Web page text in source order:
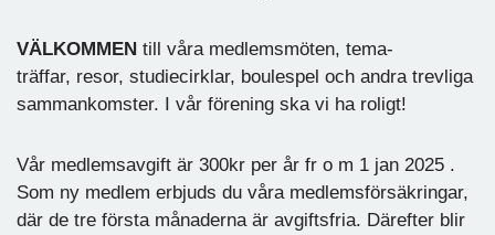
VÄLKOMMEN till våra medlemsmöten, tema-
träffar, resor, studiecirklar, boulespel och andra trevliga
sammankomster. I vår förening ska vi ha roligt!
Vår medlemsavgift är 300kr per år fr o m 1 jan 2025 .
Som ny medlem erbjuds du våra medlemsförsäkringar,
där de tre första månaderna är avgiftsfria. Därefter blir